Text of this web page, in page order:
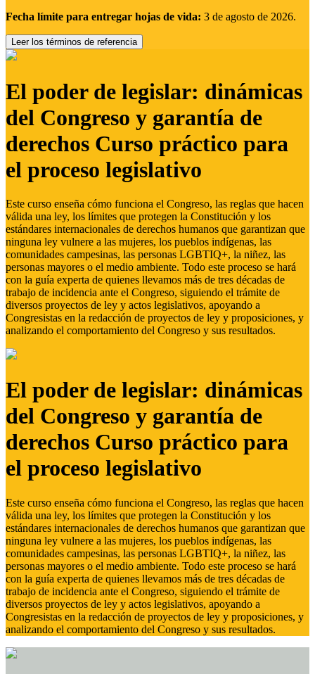
Fecha límite para entregar hojas de vida: 3 de agosto de 2026.
Leer los términos de referencia
El poder de legislar: dinámicas
del Congreso y garantía de
derechos Curso práctico para
el proceso legislativo
Este curso enseña cómo funciona el Congreso, las reglas que hacen
válida una ley, los límites que protegen la Constitución y los
estándares internacionales de derechos humanos que garantizan que
ninguna ley vulnere a las mujeres, los pueblos indígenas, las
comunidades campesinas, las personas LGBTIQ+, la niñez, las
personas mayores o el medio ambiente. Todo este proceso se hará
con la guía experta de quienes llevamos más de tres décadas de
trabajo de incidencia ante el Congreso, siguiendo el trámite de
diversos proyectos de ley y actos legislativos, apoyando a
Congresistas en la redacción de proyectos de ley y proposiciones, y
analizando el comportamiento del Congreso y sus resultados.
El poder de legislar: dinámicas
del Congreso y garantía de
derechos Curso práctico para
el proceso legislativo
Este curso enseña cómo funciona el Congreso, las reglas que hacen
válida una ley, los límites que protegen la Constitución y los
estándares internacionales de derechos humanos que garantizan que
ninguna ley vulnere a las mujeres, los pueblos indígenas, las
comunidades campesinas, las personas LGBTIQ+, la niñez, las
personas mayores o el medio ambiente. Todo este proceso se hará
con la guía experta de quienes llevamos más de tres décadas de
trabajo de incidencia ante el Congreso, siguiendo el trámite de
diversos proyectos de ley y actos legislativos, apoyando a
Congresistas en la redacción de proyectos de ley y proposiciones, y
analizando el comportamiento del Congreso y sus resultados.